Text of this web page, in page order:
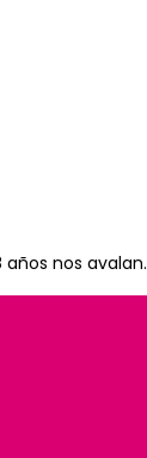
nos avalan.